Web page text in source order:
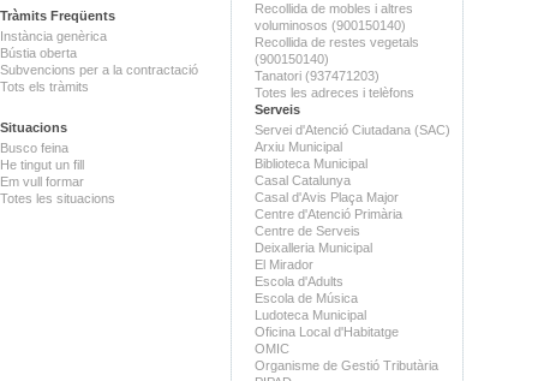
Tràmits Freqüents
Instància genèrica
Bústia oberta
Subvencions per a la contractació
Tots els tràmits
Situacions
Busco feina
He tingut un fill
Em vull formar
Totes les situacions
Recollida de mobles i altres
voluminosos (900150140)
Recollida de restes vegetals
(900150140)
Tanatori (937471203)
Totes les adreces i telèfons
Serveis
Servei d'Atenció Ciutadana (SAC)
Arxiu Municipal
Biblioteca Municipal
Casal Catalunya
Casal d'Avis Plaça Major
Centre d'Atenció Primària
Centre de Serveis
Deixalleria Municipal
El Mirador
Escola d'Adults
Escola de Música
Ludoteca Municipal
Oficina Local d'Habitatge
OMIC
Organisme de Gestió Tributària